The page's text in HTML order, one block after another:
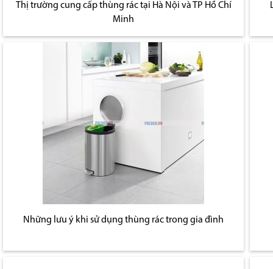
Thị trường cung cấp thùng rác tại Hà Nội và TP Hồ Chí
Minh
Những lưu ý khi sử dụng thùng rác trong gia đình